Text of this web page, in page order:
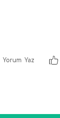
Yorum Yaz